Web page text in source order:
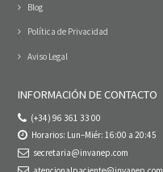
Blog
Política de Privacidad
Aviso Legal
INFORMACIÓN DE CONTACTO
(+34) 96 361 33 00
Horarios: Lun–Miér: 16:00 a 20:45
secretaria@invanep.com